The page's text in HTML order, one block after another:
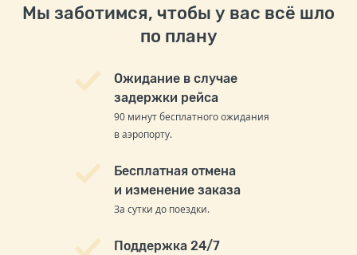
Мы заботимся, чтобы у вас всё шло
по плану
Ожидание в случае
задержки рейса
90 минут бесплатного ожидания
в аэропорту.
Бесплатная отмена
и изменение заказа
За сутки до поездки.
Поддержка 24/7